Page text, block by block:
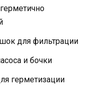
для фильтрации
и бочки
герметизации